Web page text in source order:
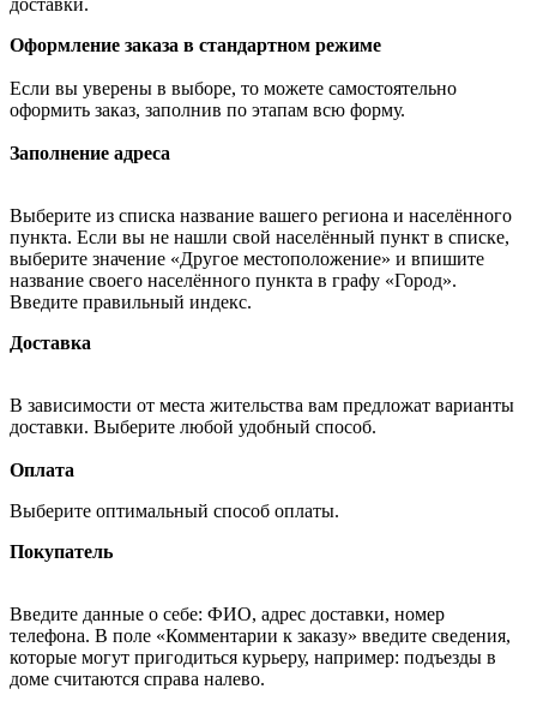
Оформление заказа в стандартном режиме
Если вы уверены в выборе, то можете самостоятельно
оформить заказ, заполнив по этапам всю форму.
Заполнение адреса
Выберите из списка название вашего региона и населённого
пункта. Если вы не нашли свой населённый пункт в списке,
выберите значение «Другое местоположение» и впишите
название своего населённого пункта в графу «Город».
Введите правильный индекс.
Доставка
В зависимости от места жительства вам предложат варианты
доставки. Выберите любой удобный способ.
Оплата
Выберите оптимальный способ оплаты.
Покупатель
Введите данные о себе: ФИО, адрес доставки, номер
телефона. В поле «Комментарии к заказу» введите сведения,
которые могут пригодиться курьеру, например: подъезды в
доме считаются справа налево.